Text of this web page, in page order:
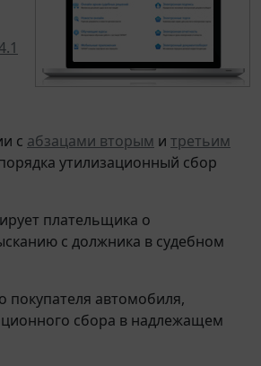
с абзацами вторым и третьим
утилизационный сбор
плательщика о
с должника в судебном
автомобиля,
сбора в надлежащем